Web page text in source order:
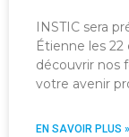
INSTIC sera
Étienne les 22
découvrir nos
votre avenir
EN SAVOIR PLUS »